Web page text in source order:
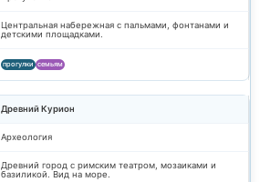
Центральная набережная с пальмами, фонтанами и
детскими площадками.
прогулки семьям
Древний Курион
Археология
Древний город с римским театром, мозаиками и
базиликой. Вид на море.